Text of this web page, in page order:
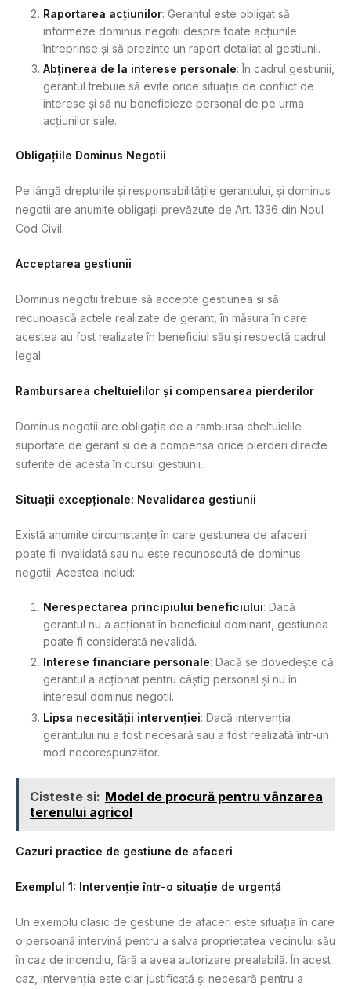
Raportarea acțiunilor: Gerantul este obligat să
informeze dominus negotii despre toate acțiunile
întreprinse și să prezinte un raport detaliat al gestiunii.
Abținerea de la interese personale: În cadrul gestiunii,
gerantul trebuie să evite orice situație de conflict de
interese și să nu beneficieze personal de pe urma
acțiunilor sale.
Obligațiile Dominus Negotii
Pe lângă drepturile și responsabilitățile gerantului, și dominus
negotii are anumite obligații prevăzute de Art. 1336 din Noul
Cod Civil.
Acceptarea gestiunii
Dominus negotii trebuie să accepte gestiunea și să
recunoască actele realizate de gerant, în măsura în care
acestea au fost realizate în beneficiul său și respectă cadrul
legal.
Rambursarea cheltuielilor și compensarea pierderilor
Dominus negotii are obligația de a rambursa cheltuielile
suportate de gerant și de a compensa orice pierderi directe
suferite de acesta în cursul gestiunii.
Situații excepționale: Nevalidarea gestiunii
Există anumite circumstanțe în care gestiunea de afaceri
poate fi invalidată sau nu este recunoscută de dominus
negotii. Acestea includ:
Nerespectarea principiului beneficiului: Dacă
gerantul nu a acționat în beneficiul dominant, gestiunea
poate fi considerată nevalidă.
Interese financiare personale: Dacă se dovedește că
gerantul a acționat pentru câștig personal și nu în
interesul dominus negotii.
Lipsa necesității intervenției: Dacă intervenția
gerantului nu a fost necesară sau a fost realizată într-un
mod necorespunzător.
Cisteste si: Model de procură pentru vânzarea
terenului agricol
Cazuri practice de gestiune de afaceri
Exemplul 1: Intervenție într-o situație de urgență
Un exemplu clasic de gestiune de afaceri este situația în care
o persoană intervină pentru a salva proprietatea vecinului său
în caz de incendiu, fără a avea autorizare prealabilă. În acest
caz, intervenția este clar justificată și necesară pentru a